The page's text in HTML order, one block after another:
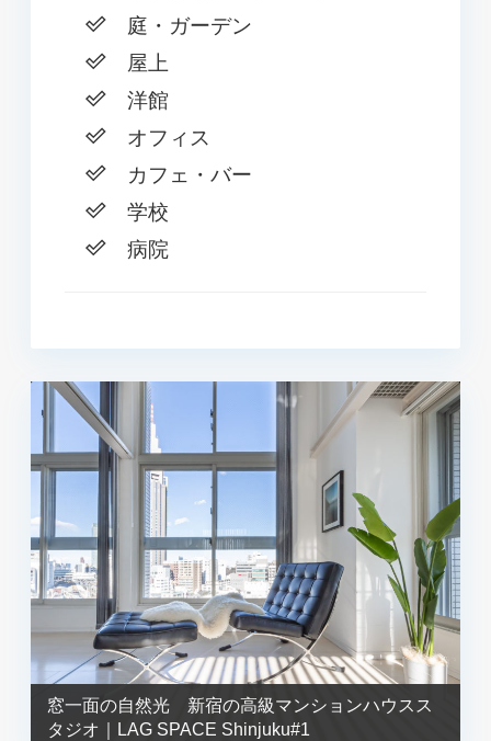
庭・ガーデン
屋上
洋館
オフィス
カフェ・バー
学校
病院
窓一面の自然光 新宿の高級マンションハウスス
タジオ｜LAG SPACE Shinjuku#1